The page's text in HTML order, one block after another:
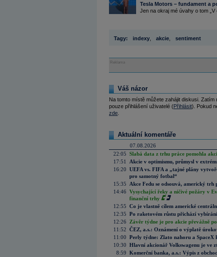
Tesla Motors – fundament a
Jen na okraj mé úvahy o tom
Tagy: indexy akcie sentiment
Reklama
Váš názor
Na tomto místě můžete zahájit diskusi.
pouze přihlášení uživatelé (Přihlásit). Pokud
zde
Aktuální komentáře
07.08.2026
22:05 Slabá data z trhu práce pomohla
17:51
Akcie v optimismu, průmysl v
16:20 UEFA vs. FIFA a „tajné plány
pro samotný fotbal“
15:35
Akce Fedu se odsouvá, americký
14:46 Vysychající řeky a ničivé požáry v
finanční trhy
12:55 Co je vlastně cílem americké
12:35 Po raketovém růstu přichází
12:26
Závěr týdne je pro akcie převážně
11:52 ČEZ, a.s.: Oznámení o výplatě
11:00 Perly týdne: Zlato nahoru a SpaceX
10:30 Hlavní akcionář Volkswagenu je ve
8:59 Komerční banka, a.s.: Výpis z